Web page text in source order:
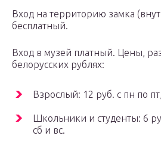
Вход на территорию замка
бесплатный.
Вход в музей платный. Цены,
белорусских рублях:
Взрослый: 12 руб. с пн по
Школьники и студенты: 6
сб и вс.